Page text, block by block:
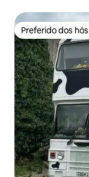
Preferido dos
Preferido dos